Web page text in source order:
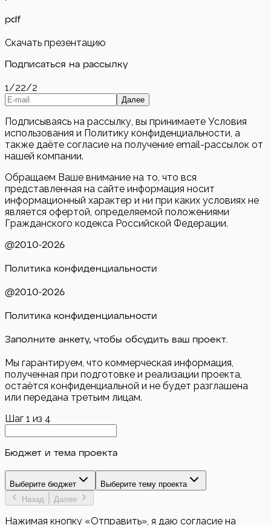
pdf
Скачать презентацию
Подписаться на рассылку
1/22/2
Далее
Подписываясь на рассылку, вы принимаете Условия
использования и Политику конфиденциальности, а
также даёте согласие на получение email-рассылок от
нашей компании.
Обращаем Ваше внимание на то, что вся
представленная на сайте информация носит
информационный характер и ни при каких условиях не
является офертой, определяемой положениями
Гражданского кодекса Российской Федерации.
@2010-2026
Политика конфиденциальности
@2010-2026
Политика конфиденциальности
Заполните анкету, чтобы обсудить ваш проект.
Мы гарантируем, что коммерческая информация,
полученная при подготовке и реализации проекта,
остаётся конфиденциальной и не будет разглашена
или передана третьим лицам.
Шаг 1 из 4
Бюджет и тема проекта
Выберите бюджет
Выберите тему проекта
Назад
Далее
Нажимая кнопку «Отправить», я даю согласие на